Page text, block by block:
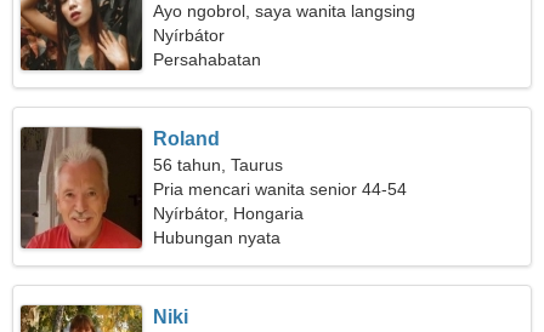
Ayo ngobrol, saya wanita langsing
Nyírbátor
Persahabatan
Roland
56 tahun, Taurus
Pria mencari wanita senior 44-54
Nyírbátor, Hongaria
Hubungan nyata
Niki